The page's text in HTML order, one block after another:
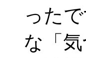
った
な「